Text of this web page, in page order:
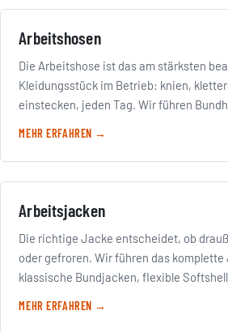
Arbeitshosen
Die Arbeitshose ist das am stärksten
Kleidungsstück im Betrieb: knien,
einstecken, jeden Tag. Wir führen
MEHR ERFAHREN →
Arbeitsjacken
Die richtige Jacke entscheidet, ob
oder gefroren. Wir führen das
klassische Bundjacken, flexible
MEHR ERFAHREN →